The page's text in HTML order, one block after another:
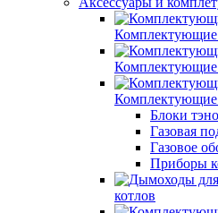
Комплектующие
Комплектующие
Комплектующие
Блоки
Газовая
Газовое
Приборы
котлов